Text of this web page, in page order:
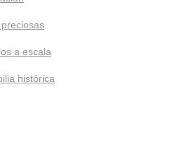
a escala
histórica